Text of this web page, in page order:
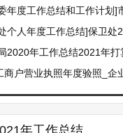
年度工作总结和工作计划]
个人年度工作总结]保卫处
2020年工作总结2021年打算
商户营业执照年度验照_企
年工作总结